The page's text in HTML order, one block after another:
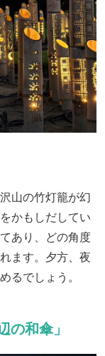
山の竹灯籠が幻
かもしだしてい
あり、どの角度
ます。夕方、夜
るでしょう。
和傘」